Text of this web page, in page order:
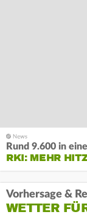
Rund 9.600 in
RKI: MEHR
Vorhersage &
WETTER